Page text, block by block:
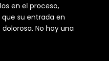
en el proceso,
su entrada en
No hay una